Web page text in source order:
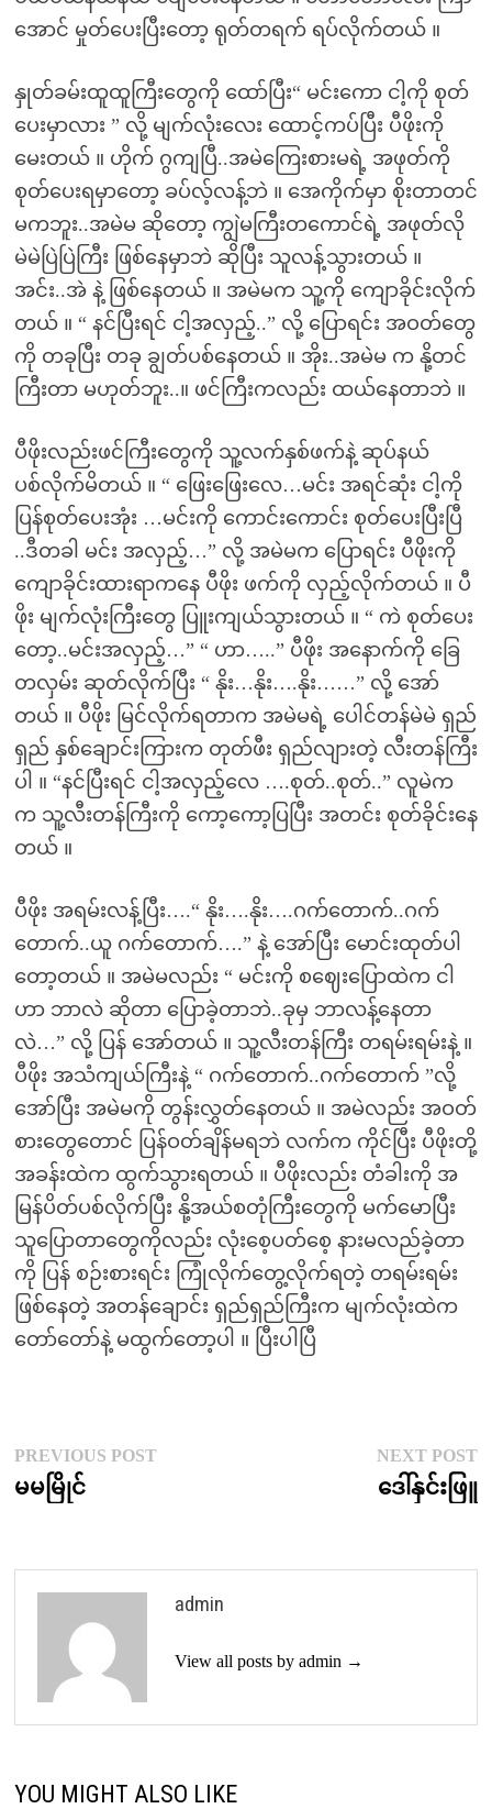
အောင် မှုတ်ပေးပြီးတော့ ရုတ်တရက် ရပ်လိုက်တယ် ။
နှုတ်ခမ်းထူထူကြီးတွေကို ထော်ပြီး“ မင်းကော ငါ့ကို စုတ်
ပေးမှာလား ” လို့ မျက်လုံးလေး ထောင့်ကပ်ပြီး ပီဖိုးကို
မေးတယ် ။ ဟိုက် ဂွကျပြီ..အမဲကြေးစားမရဲ့ အဖုတ်ကို
စုတ်ပေးရမှာတော့ ခပ်လ့်လန့်ဘဲ ။ အေကိုက်မှာ စိုးတာတင်
မကဘူး..အမဲမ ဆိုတော့ ကျွဲမကြီးတကောင်ရဲ့ အဖုတ်လို
မဲမဲပြဲပြဲကြီး ဖြစ်နေမှာဘဲ ဆိုပြီး သူလန့်သွားတယ် ။
အင်း..အဲ နဲ့ ဖြစ်နေတယ် ။ အမဲမက သူ့ကို ကျောခိုင်းလိုက်
တယ် ။ “ နင်ပြီးရင် ငါ့အလှည့်..” လို့ ပြောရင်း အဝတ်တွေ
ကို တခုပြီး တခု ချွတ်ပစ်နေတယ် ။ အိုး..အမဲမ က နို့တင်
ကြီးတာ မဟုတ်ဘူး..။ ဖင်ကြီးကလည်း ထယ်နေတာဘဲ ။
ပီဖိုးလည်းဖင်ကြီးတွေကို သူ့လက်နှစ်ဖက်နဲ့ ဆုပ်နယ်
ပစ်လိုက်မိတယ် ။ “ ဖြေးဖြေးလေ…မင်း အရင်ဆုံး ငါ့ကို
ပြန်စုတ်ပေးအုံး …မင်းကို ကောင်းကောင်း စုတ်ပေးပြီးပြီ
..ဒီတခါ မင်း အလှည့်…” လို့ အမဲမက ပြောရင်း ပီဖိုးကို
ကျောခိုင်းထားရာကနေ ပီဖိုး ဖက်ကို လှည့်လိုက်တယ် ။ ပီ
ဖိုး မျက်လုံးကြီးတွေ ပြူးကျယ်သွားတယ် ။ “ ကဲ စုတ်ပေး
တော့..မင်းအလှည့်…” “ ဟာ…..” ပီဖိုး အနောက်ကို ခြေ
တလှမ်း ဆုတ်လိုက်ပြီး “ နိုး…နိုး….နိုး……” လို့ အော်
တယ် ။ ပီဖိုး မြင်လိုက်ရတာက အမဲမရဲ့ ပေါင်တန်မဲမဲ ရှည်
ရှည် နှစ်ချောင်းကြားက တုတ်ဖီး ရှည်လျားတဲ့ လီးတန်ကြီး
ပါ ။ “နင်ပြီးရင် ငါ့အလှည့်လေ ….စုတ်..စုတ်..” လူမဲက
က သူ့လီးတန်ကြီးကို ကော့ကော့ပြပြီး အတင်း စုတ်ခိုင်းနေ
တယ် ။
ပီဖိုး အရမ်းလန့်ပြီး….“ နိုး….နိုး….ဂက်တောက်..ဂက်
တောက်..ယူ ဂက်တောက်….” နဲ့ အော်ပြီး မောင်းထုတ်ပါ
တော့တယ် ။ အမဲမလည်း “ မင်းကို စဈေးပြောထဲက ငါ
ဟာ ဘာလဲ ဆိုတာ ပြောခဲ့တာဘဲ..ခုမှ ဘာလန့်နေတာ
လဲ…” လို့ ပြန် အော်တယ် ။ သူ့လီးတန်ကြီး တရမ်းရမ်းနဲ့ ။
ပီဖိုး အသံကျယ်ကြီးနဲ့ “ ဂက်တောက်..ဂက်တောက် ”လို့
အော်ပြီး အမဲမကို တွန်းလွှတ်နေတယ် ။ အမဲလည်း အဝတ်
စားတွေတောင် ပြန်ဝတ်ချိန်မရဘဲ လက်က ကိုင်ပြီး ပီဖိုးတို့
အခန်းထဲက ထွက်သွားရတယ် ။ ပီဖိုးလည်း တံခါးကို အ
မြန်ပိတ်ပစ်လိုက်ပြီး နို့အယ်စတုံကြီးတွေကို မက်မောပြီး
သူပြောတာတွေကိုလည်း လုံးစေ့ပတ်စေ့ နားမလည်ခဲ့တာ
ကို ပြန် စဉ်းစားရင်း ကြုံလိုက်တွေ့လိုက်ရတဲ့ တရမ်းရမ်း
ဖြစ်နေတဲ့ အတန်ချောင်း ရှည်ရှည်ကြီးက မျက်လုံးထဲက
တော်တော်နဲ့ မထွက်တော့ပါ ။ ပြီးပါပြီ
Post
navigation
PREVIOUS POSTPrevious
မမမြိုင်
NEXT POST
ဒေါ်နှင်းဖြူ
admin
View all posts by admin →
YOU MIGHT ALSO LIKE